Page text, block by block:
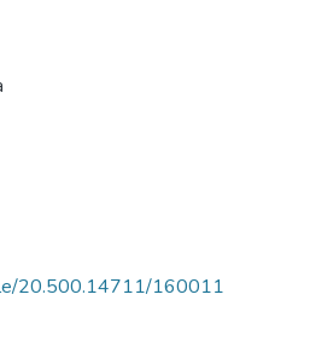
20.500.14711/160011